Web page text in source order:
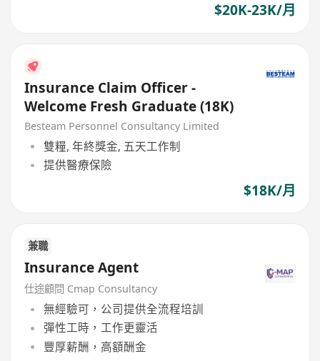
$20K-23K/月
Insurance Claim Officer -
Welcome Fresh Graduate (18K)
Besteam Personnel Consultancy Limited
雙糧, 年終獎金, 五天工作制
提供醫療保險
$18K/月
兼職
Insurance Agent
仕途顧問 Cmap Consultancy
無經驗可，公司提供全流程培訓
彈性工時，工作更靈活
豐厚薪酬，高額酬金